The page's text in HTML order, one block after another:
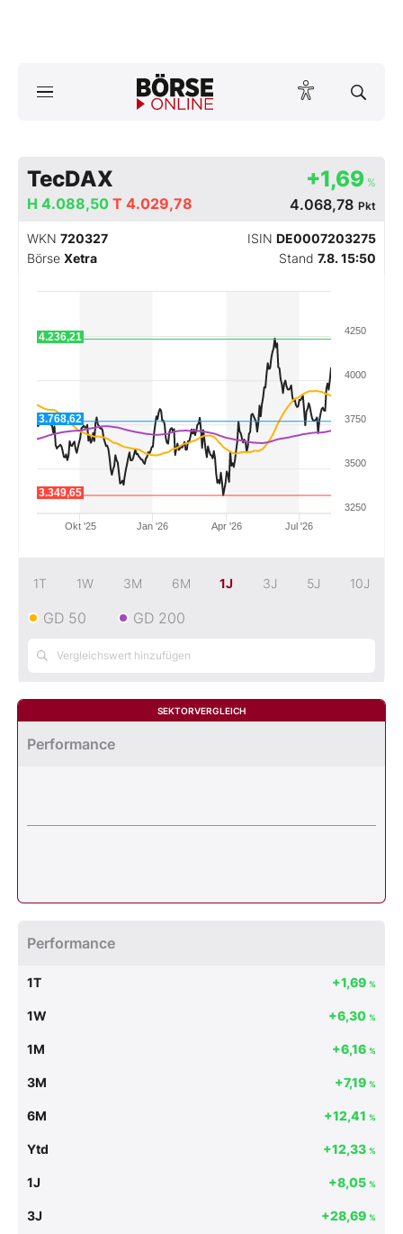
Anlageprodukte
Finanz-Check
Abo & Shop
Experten
Mein Konto
Kontakt
TecDAX +1,69 %
4.068,78 Pkt
H 4.088,50 T 4.029,78
WKN 720327 ISIN DE0007203275
Börse Xetra Stand 7.8. 15:50
Jan '26 Jul '26
Okt '25 Apr '26
3500
4000
3250
3750
4250
3.768,62
3.349,65
4.236,21
1T 1W 3M 6M 1J 3J 5J 10J
GD 50 GD 200
SEKTORVERGLEICH
Performance
Performance
1T +1,69 %
1W +6,30 %
1M +6,16 %
3M +7,19 %
6M +12,41 %
Ytd +12,33 %
1J +8,05 %
3J +28,69 %